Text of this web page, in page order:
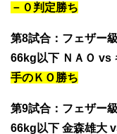
－０判定勝ち
第8試合 ：フェザー
66kg以下 ＮＡＯ vs
手のＫＯ勝ち
第9試合 ：フェザー
66kg以下 金森雄大